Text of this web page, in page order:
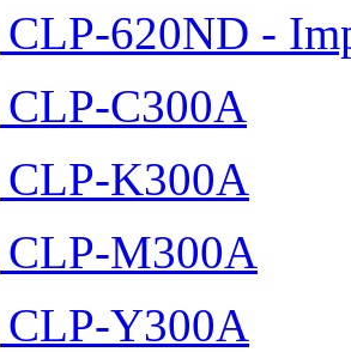
CLP-620ND -
CLP-C300A
CLP-K300A
CLP-M300A
CLP-Y300A